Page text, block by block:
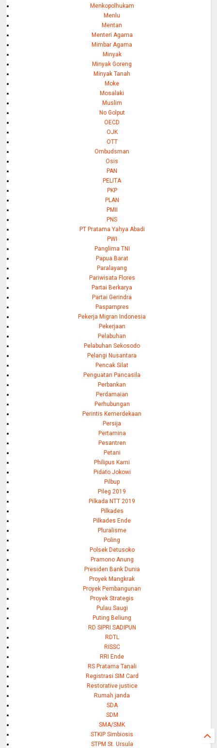
Menkopolhukam
Menlu
Mentan
Menteri Agama
Mimbar Agama
Minyak
Minyak Goreng
Minyak Tanah
Moke
Mosalaki
Muslim
No Golput
OECD
OJK
OTT
Ombudsman
Osis
PAN
PELITA
PKP
PLAN
PMII
PNS
PT Pratama Yahya Abadi
PWI
Panglima TNI
Papua Barat
Paralayang
Pariwisata Flores
Partai Berkarya
Partai Gerindra
Paspampres
Pekerja Migran Indonesia
Pekerjaan
Pelabuhan
Pelabuhan Sekosodo
Pelangi Nusantara
Pencak Silat
Penguatan Pancasila
Perbankan
Perdamaian
Perhubungan
Perintis Kemerdekaan
Persija
Pertamina
Pesantren
Petani
Philipus Kami
Pidato Jokowi
Pilbup
Pileg 2019
Pilkada NTT 2019
Pilkades
Pilkades Ende
Pluralisme
Poling
Polsek Detusoko
Pramono Anung
Presiden Bank Dunia
Proyek Mangkrak
Proyek Pembangunan
Proyek Strategis
Pulau Saugi
Puting Beliung
RD SIPRI SADIPUN
RDTL
RISSC
RRI Ende
RS Pratama Tanali
Registrasi SIM Card
Restorative justice
Rumah janda
SDA
SDM
SMA/SMK
STKIP Simbiosis
STPM St. Ursula